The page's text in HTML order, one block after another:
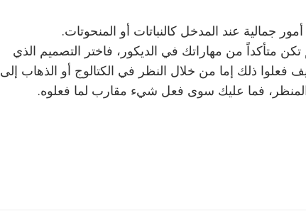
تكن متأكداً من مهاراتك في الديكور، فاختر التصميم الذي
فعلوا ذلك إما من خلال النظر في الكتالوج أو الذهاب إلى
المنظر، فما عليك سوى فعل شيء مقارب لما فعلوه.